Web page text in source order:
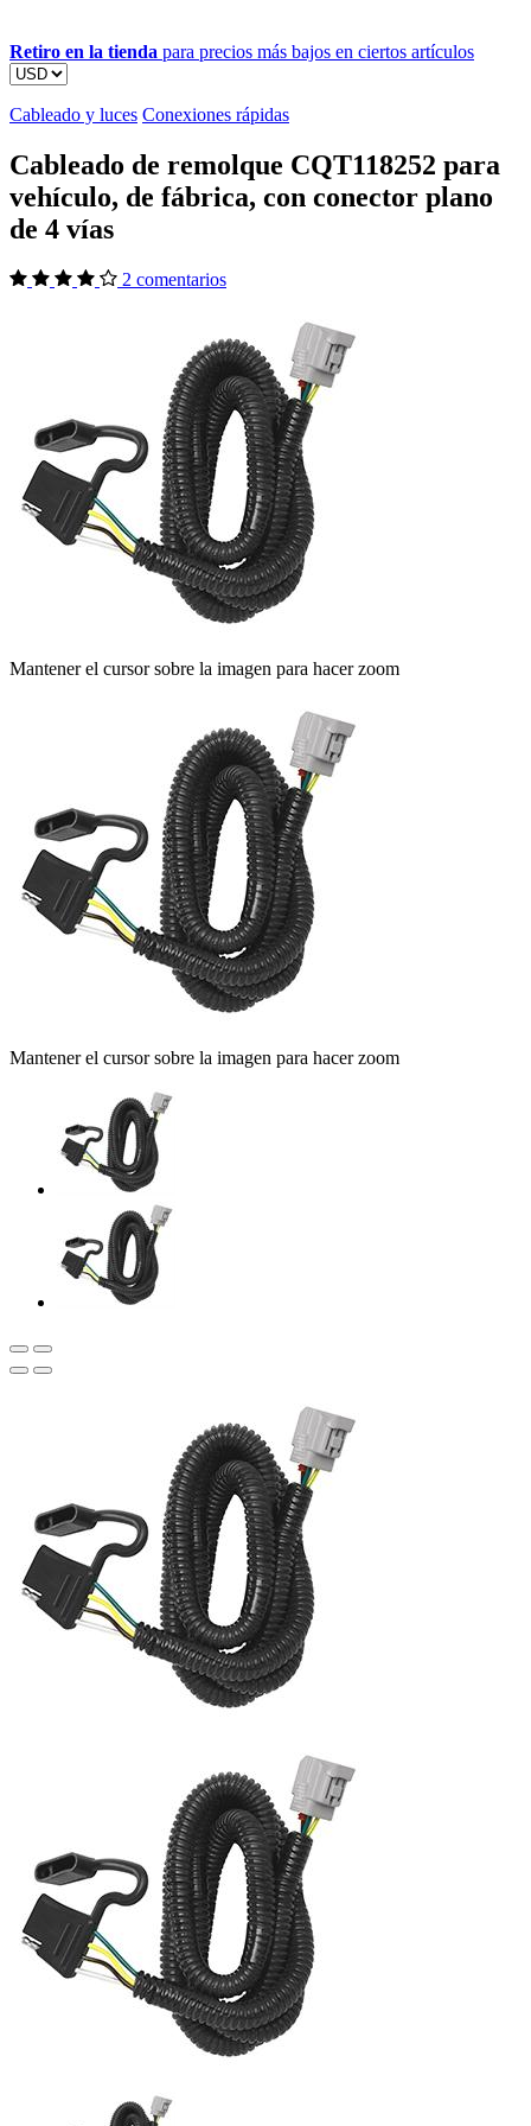
Retiro en la tienda para precios más bajos en ciertos artículos
Cableado y luces Conexiones rápidas
Cableado de remolque CQT118252 para
vehículo, de fábrica, con conector plano
de 4 vías
2 comentarios
Mantener el cursor sobre la imagen para hacer zoom
Mantener el cursor sobre la imagen para hacer zoom